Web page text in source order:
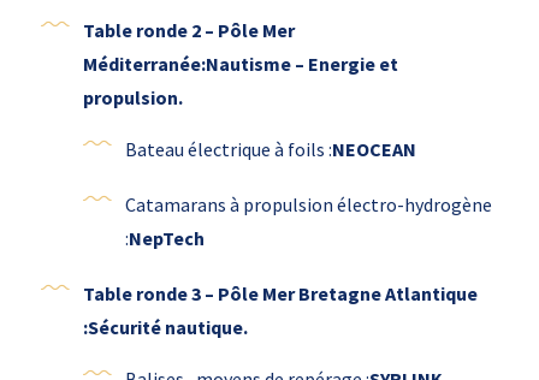
Table ronde 2 – Pôle Mer
Méditerranée:Nautisme – Energie et
propulsion.
Bateau électrique à foils :NEOCEAN
Catamarans à propulsion électro-hydrogène
:NepTech
Table ronde 3 – Pôle Mer Bretagne Atlantique
:Sécurité nautique.